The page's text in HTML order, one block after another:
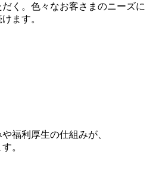
く。色々なお客さまのニーズに
ます。
福利厚生の仕組みが、
。